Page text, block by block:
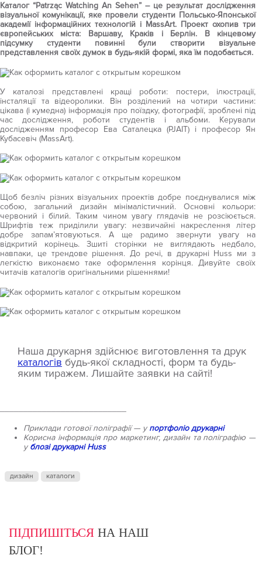
Каталог “Patrząc Watching An Sehen” – це результат дослідження
візуальної комунікації, яке провели студенти Польсько-Японської
академії інформаційних технологій і MassArt. Проект охопив три
європейських міста: Варшаву, Краків і Берлін. В кінцевому
підсумку студенти повинні були створити візуальне
представлення своїх думок в будь-якій формі, яка їм подобається.
У каталозі представлені кращі роботи: постери, ілюстрації,
інсталяції та відеоролики. Він розділений на чотири частини:
цікава (і кумедна) інформація про поїздку, фотографії, зроблені під
час дослідження, роботи студентів і альбоми. Керували
дослідженням професор Ева Саталецка (PJAIT) і професор Ян
Кубасевіч (MassArt).
Щоб безліч різних візуальних проектів добре поєднувалися між
собою, загальний дизайн мінімалістичний. Основні кольори:
червоний і білий. Таким чином увагу глядачів не розсіюється.
Шрифтів теж приділили увагу: незвичайні накреслення літер
добре запам’ятовуються. А ще радимо звернути увагу на
відкритий корінець. Зшиті сторінки не виглядають недбало,
навпаки, це трендове рішення. До речі, в друкарні Huss ми з
легкістю виконаємо таке оформлення корінця. Дивуйте своїх
читачів каталогів оригінальними рішеннями!
Наша друкарня здійснює виготовлення та друк
каталогів будь-якої складності, форм та будь-
яким тиражем. Лишайте заявки на сайті!
Приклади готової поліграфії — упортфоліо друкарні
Корисна інформація про маркетинг, дизайн та поліграфію —
ублозі друкарні Huss
дизайн каталоги
ПІДПИШІТЬСЯ НА НАШ
БЛОГ!